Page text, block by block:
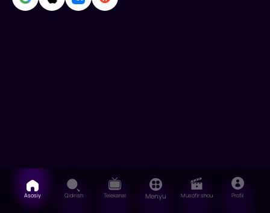
Starshenbaum,
Asosiy Qidirish Telekanal Menyu Musofir shou Profil